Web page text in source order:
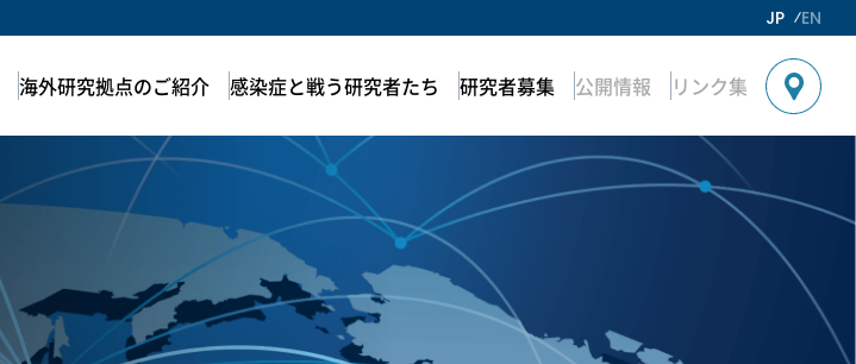
JP EN
海外研究拠点のご紹介 感染症と戦う研究者たち 研究者募集 公開情報 リンク集